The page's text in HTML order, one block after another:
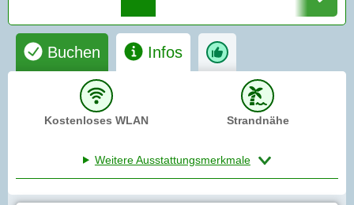
Buchen Infos
Kostenloses WLAN Strandnähe
Weitere Ausstattungsmerkmale